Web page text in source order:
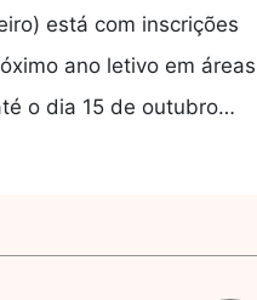
está com inscrições
ano letivo em áreas
o dia 15 de outubro…